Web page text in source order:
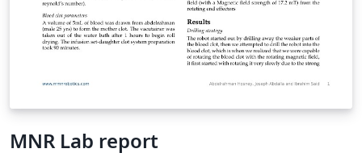
MNR Lab report